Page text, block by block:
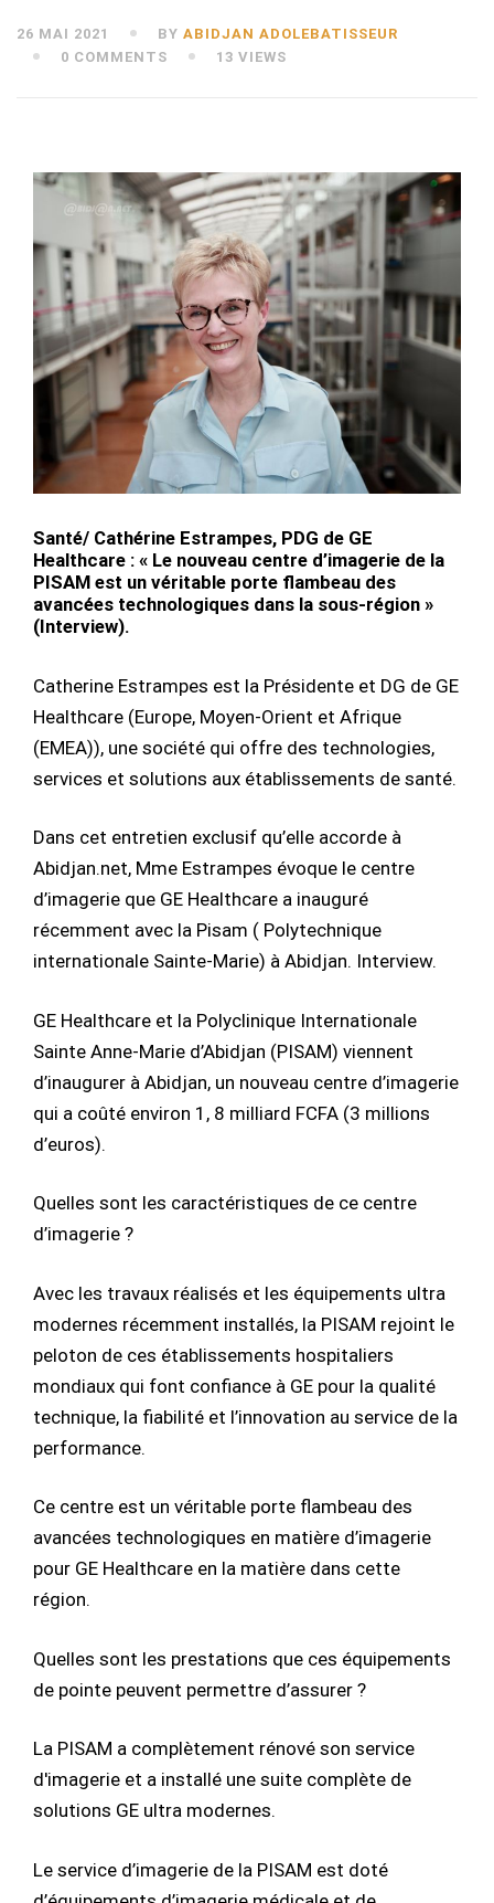
26 MAI 2021 BY ABIDJAN ADOLEBATISSEUR
0 COMMENTS
13 VIEWS
Santé/ Cathérine Estrampes, PDG de GE
Healthcare : « Le nouveau centre d’imagerie de la
PISAM est un véritable porte flambeau des
avancées technologiques dans la sous-région »
(Interview).
Catherine Estrampes est la Présidente et DG de GE
Healthcare (Europe, Moyen-Orient et Afrique
(EMEA)), une société qui offre des technologies,
services et solutions aux établissements de santé.
Dans cet entretien exclusif qu’elle accorde à
Abidjan.net, Mme Estrampes évoque le centre
d’imagerie que GE Healthcare a inauguré
récemment avec la Pisam ( Polytechnique
internationale Sainte-Marie) à Abidjan. Interview.
GE Healthcare et la Polyclinique Internationale
Sainte Anne-Marie d’Abidjan (PISAM) viennent
d’inaugurer à Abidjan, un nouveau centre d’imagerie
qui a coûté environ 1, 8 milliard FCFA (3 millions
d’euros).
Quelles sont les caractéristiques de ce centre
d’imagerie ?
Avec les travaux réalisés et les équipements ultra
modernes récemment installés, la PISAM rejoint le
peloton de ces établissements hospitaliers
mondiaux qui font confiance à GE pour la qualité
technique, la fiabilité et l’innovation au service de la
performance.
Ce centre est un véritable porte flambeau des
avancées technologiques en matière d’imagerie
pour GE Healthcare en la matière dans cette
région.
Quelles sont les prestations que ces équipements
de pointe peuvent permettre d’assurer ?
La PISAM a complètement rénové son service
d'imagerie et a installé une suite complète de
solutions GE ultra modernes.
Le service d’imagerie de la PISAM est doté